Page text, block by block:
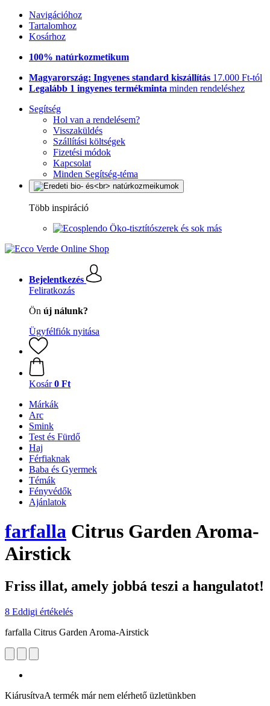
Navigációhoz
Tartalomhoz
Kosárhoz
100% natúrkozmetikum
Magyarország: Ingyenes standard kiszállítás 17.000 Ft-tól
Legalább 1 ingyenes termékminta minden rendeléshez
Segítség
Hol van a rendelésem?
Visszaküldés
Szállítási költségek
Fizetési módok
Kapcsolat
Minden Segítség-téma
Több inspiráció
Öko-tisztítószerek és sok más
Bejelentkezés
Feliratkozás
Ön új nálunk?
Ügyfélfiók nyitása
Kosár 0 Ft
Márkák
Arc
Smink
Test és Fürdő
Haj
Férfiaknak
Baba és Gyermek
Témák
Fényvédők
Ajánlatok
farfalla Citrus Garden Aroma-
Airstick
Friss illat, amely jobbá teszi a hangulatot!
8 Eddigi értékelés
farfalla Citrus Garden Aroma-Airstick
KiárusítvaA termék már nem elérhető üzletünkben